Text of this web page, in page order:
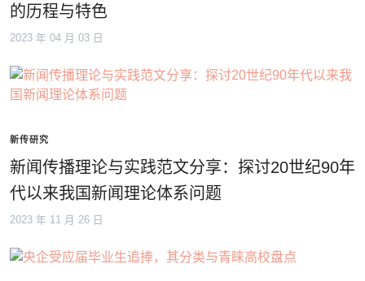
的历程与特色
2023 年 04 月 03 日
新传研究
新闻传播理论与实践范文分享：探讨20世纪90年
代以来我国新闻理论体系问题
2023 年 11 月 26 日